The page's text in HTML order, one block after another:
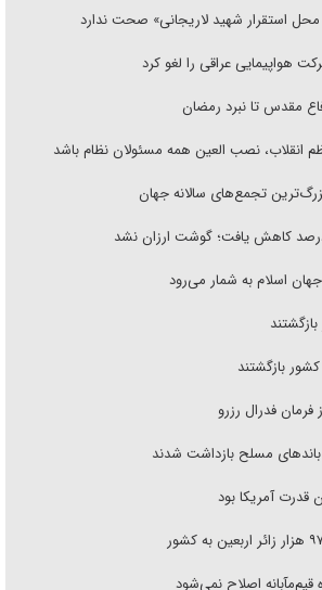
محل استقرار شهید لاریجانی» صحت ندارد
هواپیمایی عراقی را لغو کرد
مقدس تا نبرد رمضان
انقلاب، نصب العین همه مسئولان نظام باشد
تجمع‌های سالانه جهان
اسلام به شمار می‌رود
فرمان فدرال رزرو
قدرت آمریکا بود
اصلاح نمی‌شود